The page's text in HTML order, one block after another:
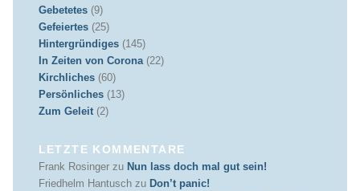
Gebetetes(9)
Gefeiertes(25)
Hintergründiges(145)
In Zeiten von Corona(22)
Kirchliches(60)
Persönliches(13)
Zum Geleit(2)
LETZTE KOMMENTARE
Frank Rosingerzu Nun lass doch mal gut sein!
Friedhelm Hantuschzu Don’t panic!